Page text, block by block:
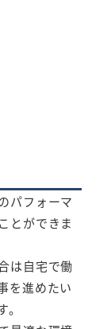
パフォーマ
とができま
は自宅で働
を進めたい